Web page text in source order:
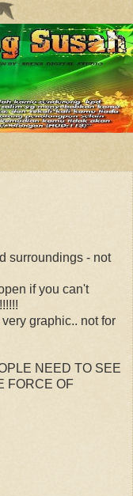
surroundings - not
if you can't
graphic.. not for
NEED TO SEE
FORCE OF